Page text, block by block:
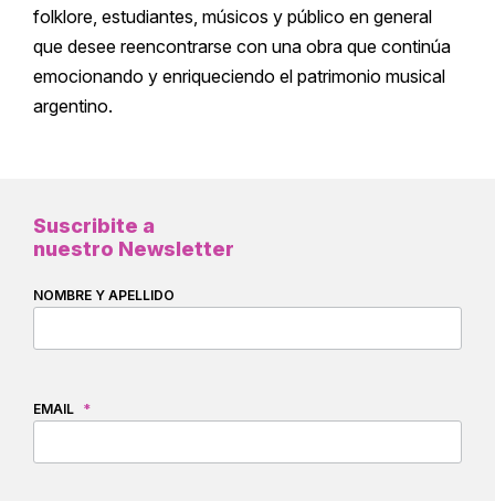
folklore, estudiantes, músicos y público en general
que desee reencontrarse con una obra que continúa
emocionando y enriqueciendo el patrimonio musical
argentino.
Suscribite a
nuestro Newsletter
NOMBRE Y APELLIDO
EMAIL *